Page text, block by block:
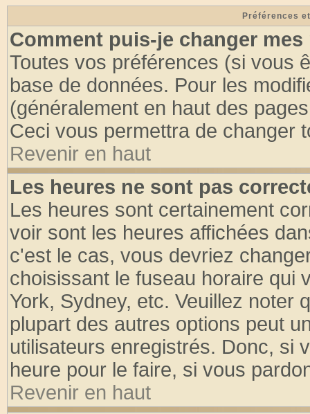
Préférences
Comment puis-je changer mes
Toutes vos préférences (si vous
base de données. Pour les
(généralement en haut des
Ceci vous permettra de changer
Revenir en haut
Les heures ne sont pas
Les heures sont certainement
voir sont les heures affichées
c'est le cas, vous devriez
choisissant le fuseau horaire qui
York, Sydney, etc. Veuillez noter
plupart des autres options peut
utilisateurs enregistrés. Donc, si
heure pour le faire, si vous
Revenir en haut